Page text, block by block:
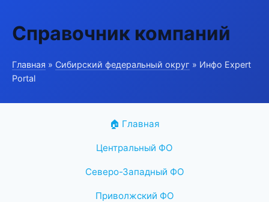
Справочник компаний
Главная » Сибирский федеральный округ » Инфо Expert
Portal
🏠 Главная
Центральный ФО
Северо-Западный ФО
Приволжский ФО